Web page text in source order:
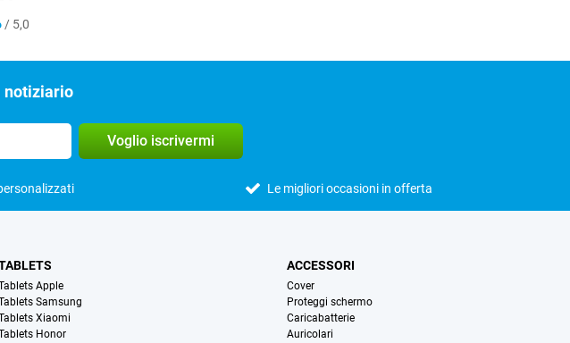
/ 5,0
notiziario
Voglio iscrivermi
Le migliori occasioni in offerta
Apple
Samsung
Xiaomi
Honor
ACCESSORI
Cover
Proteggi schermo
Caricabatterie
Auricolari